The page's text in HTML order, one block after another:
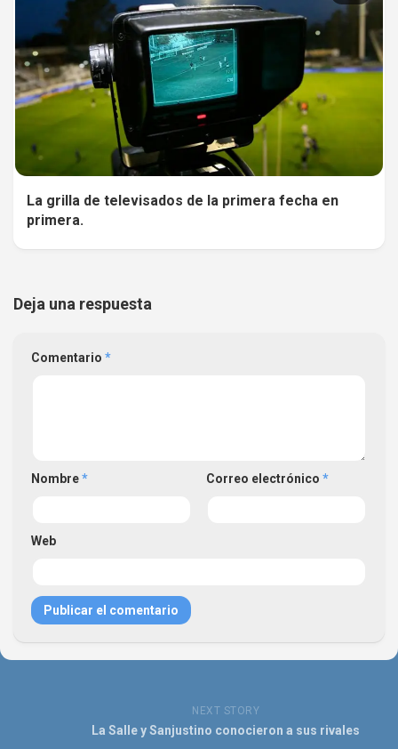
La grilla de televisados de la primera fecha en
primera.
Deja una respuesta
Comentario *
Nombre* Correo electrónico *
Web
NEXT STORY
La Salle y Sanjustino conocieron a sus rivales